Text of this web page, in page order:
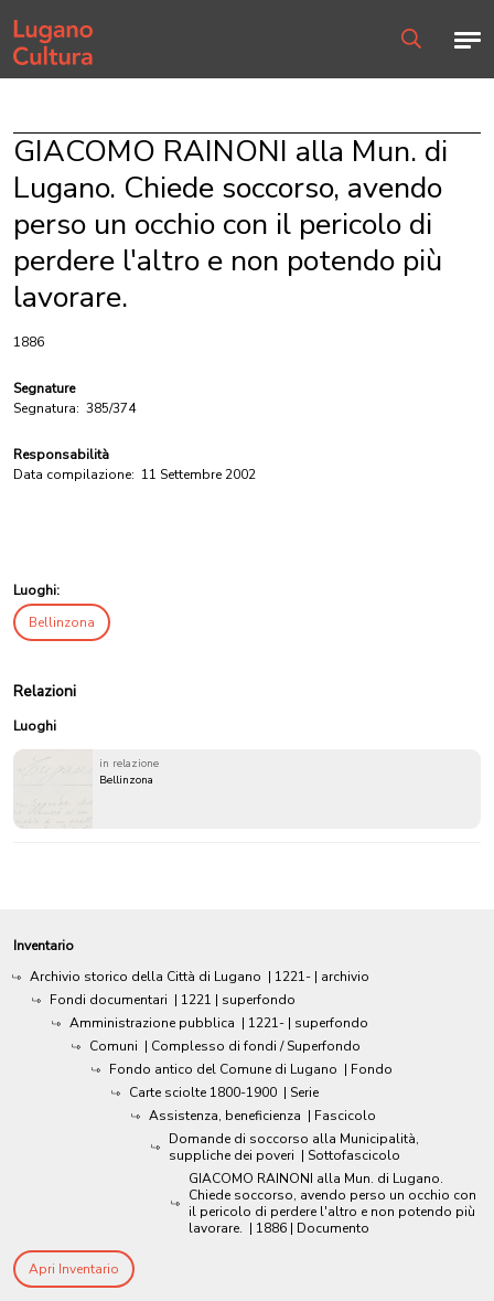
Home page
GIACOMO RAINONI alla Mun. di
Lugano. Chiede soccorso, avendo
perso un occhio con il pericolo di
perdere l'altro e non potendo più
lavorare.
1886
Segnature
Segnatura: 385/374
Responsabilità
Data compilazione: 11 Settembre 2002
Luoghi:
Bellinzona
Relazioni
Luoghi
in relazione
Bellinzona
Inventario
Archivio storico della Città di Lugano | 1221- | archivio
Fondi documentari | 1221 | superfondo
Amministrazione pubblica | 1221- | superfondo
Comuni | Complesso di fondi / Superfondo
Fondo antico del Comune di Lugano | Fondo
Carte sciolte 1800-1900 | Serie
Assistenza, beneficienza | Fascicolo
Domande di soccorso alla Municipalità,
suppliche dei poveri | Sottofascicolo
GIACOMO RAINONI alla Mun. di Lugano.
Chiede soccorso, avendo perso un occhio con
il pericolo di perdere l'altro e non potendo più
lavorare. | 1886 | Documento
Apri Inventario